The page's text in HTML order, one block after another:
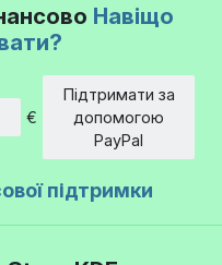
Навіщо
€
Підтримати за
допомогою
PayPal
підтримки